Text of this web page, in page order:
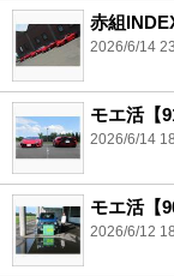
赤組
2026/6/14
モエ活【
2026/6/14
モエ活【
2026/6/12